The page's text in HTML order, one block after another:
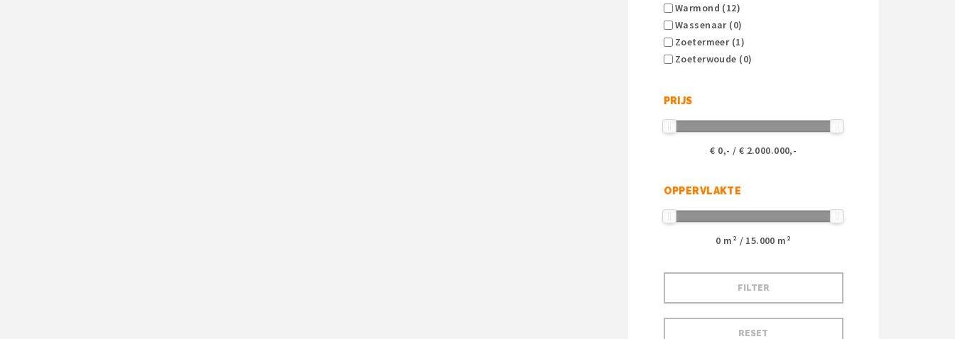
Warmond (12)
Wassenaar (0)
Zoetermeer (1)
Zoeterwoude (0)
PRIJS
€ 0,- / € 2.000.000,-
OPPERVLAKTE
0 m² / 15.000 m²